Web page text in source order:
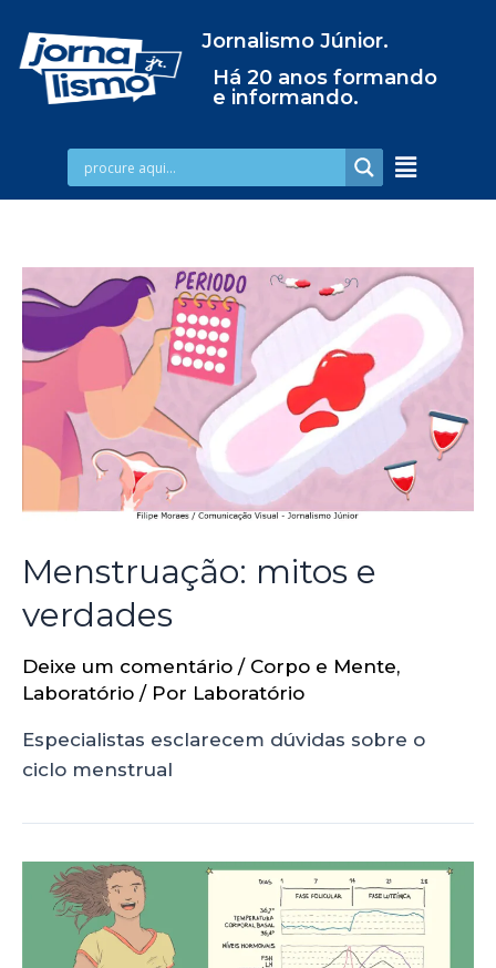
Jornalismo Júnior.
Há 20 anos formando
e informando.
Menstruação: mitos e
verdades
Deixe um comentário / Corpo e Mente,
Laboratório / Por Laboratório
Especialistas esclarecem dúvidas sobre o
ciclo menstrual